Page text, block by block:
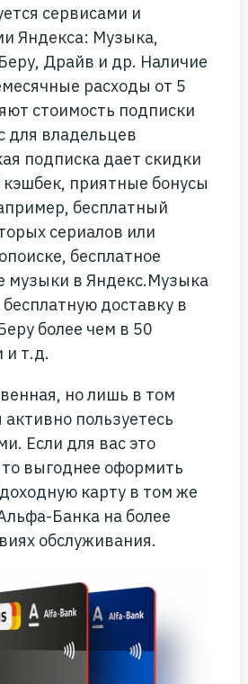
сервисами и
Яндекса: Музыка,
Драйв и др. Наличие
расходы от 5
стоимость подписки
для владельцев
подписка дает скидки
приятные бонусы
бесплатный
сериалов или
бесплатное
музыки в Яндекс.Музыка
доставку в
более чем в 50
и т.д.
но лишь в том
активно пользуетесь
Если для вас это
то выгоднее оформить
карту в том же
Банка на более
обслуживания.